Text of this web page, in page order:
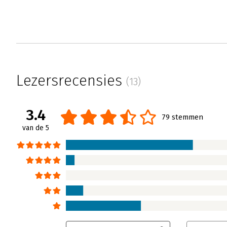
Lezersrecensies (13)
3.4
van de 5
79 stemmen